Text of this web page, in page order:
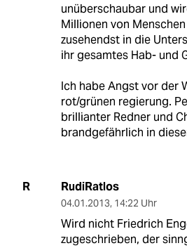
unüberschaubar und
Millionen von
zusehendst in die
ihr gesamtes Hab- und
Ich habe Angst vor der
rot/grünen regierung.
brillianter Redner und
brandgefährlich in
R RudiRatlos
04.01.2013, 14:22 Uhr
Wird nicht Friedrich
zugeschrieben, der